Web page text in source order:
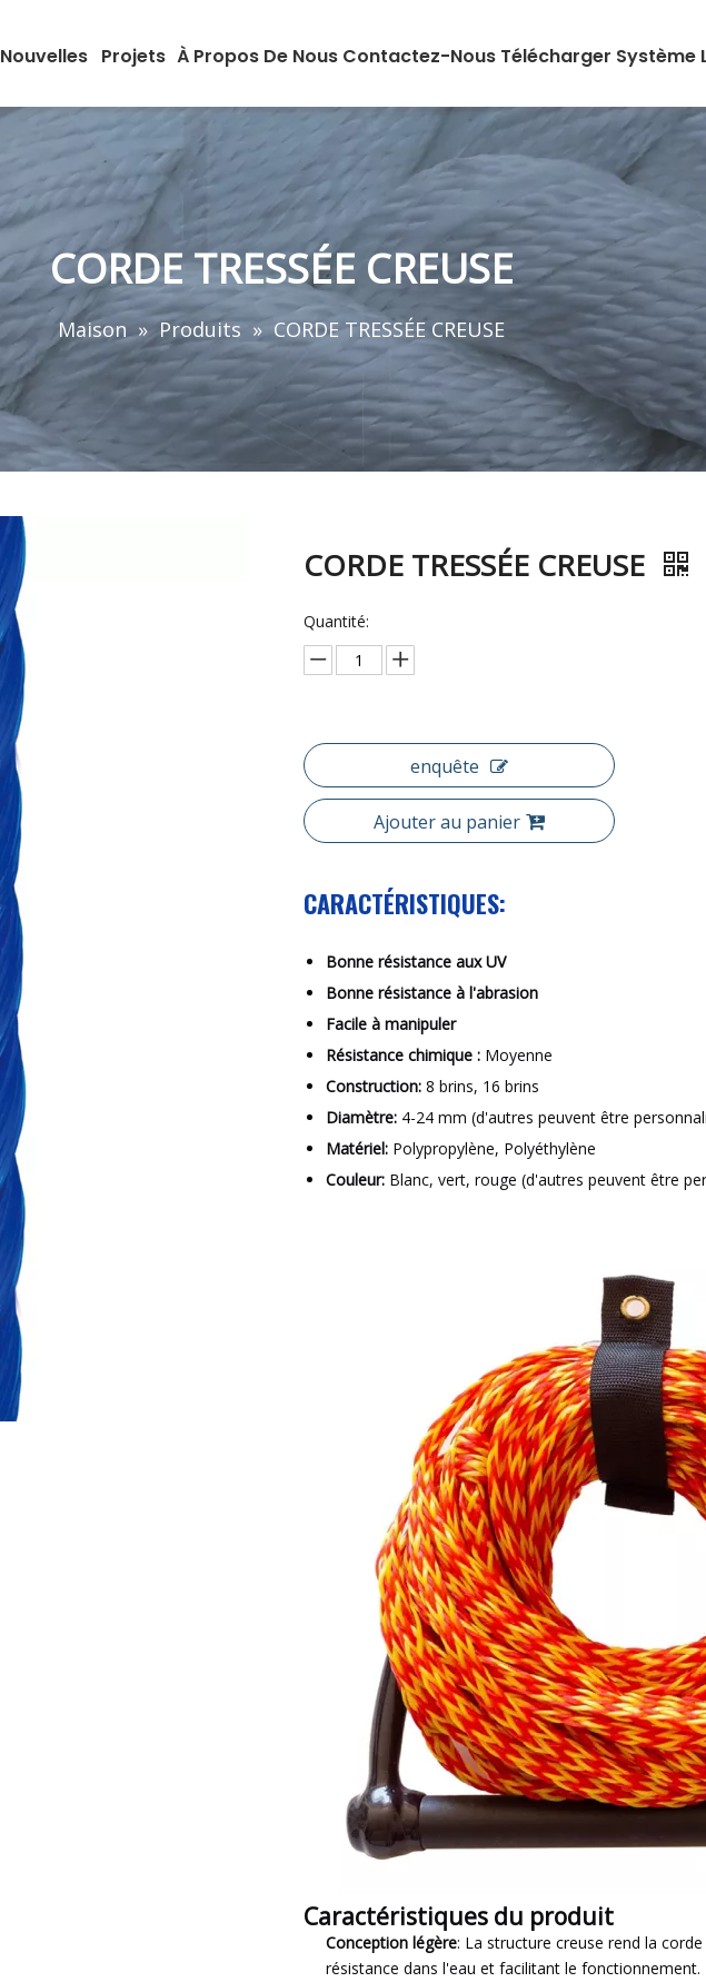
Nouvelles Projets À Propos De Nous Contactez-Nous Télécharger Système
CORDE TRESSÉE CREUSE
Maison » Produits » CORDE TRESSÉE CREUSE
CORDE TRESSÉE CREUSE
Quantité:
enquête
Ajouter au panier
CARACTÉRISTIQUES:
Bonne résistance aux UV
Bonne résistance à l'abrasion
Facile à manipuler
Résistance chimique : Moyenne
Construction: 8 brins, 16 brins
Diamètre: 4-24 mm (d'autres peuvent être
Matériel: Polypropylène, Polyéthylène
Couleur: Blanc, vert, rouge (d'autres peuvent être
Caractéristiques du produit
Conception légère: La structure creuse rend la
résistance dans l'eau et facilitant le fonctionnement.